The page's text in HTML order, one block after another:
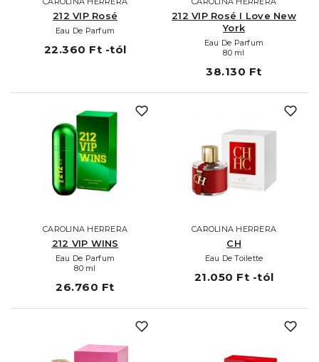
212 VIP Rosé
Eau De Parfum
22.360 Ft -tól
212 VIP Rosé I Love New
York
Eau De Parfum
80 ml
38.130 Ft
CAROLINA HERRERA
212 VIP WINS
Eau De Parfum
80 ml
26.760 Ft
CAROLINA HERRERA
CH
Eau De Toilette
21.050 Ft -tól